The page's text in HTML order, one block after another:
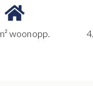
woonopp.